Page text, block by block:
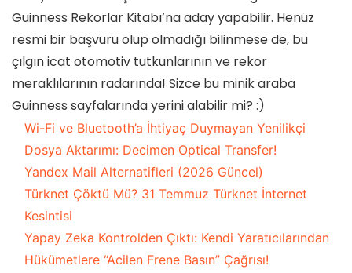
Guinness Rekorlar Kitabı’na aday yapabilir. Henüz
resmi bir başvuru olup olmadığı bilinmese de, bu
çılgın icat otomotiv tutkunlarının ve rekor
meraklılarının radarında! Sizce bu minik araba
Guinness sayfalarında yerini alabilir mi? :)
Wi-Fi ve Bluetooth’a İhtiyaç Duymayan Yenilikçi
Dosya Aktarımı: Decimen Optical Transfer!
Yandex Mail Alternatifleri (2026 Güncel)
Türknet Çöktü Mü? 31 Temmuz Türknet İnternet
Kesintisi
Yapay Zeka Kontrolden Çıktı: Kendi Yaratıcılarından
Hükümetlere “Acilen Frene Basın” Çağrısı!